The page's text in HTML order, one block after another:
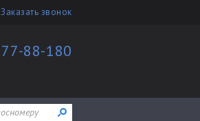
Заказать звонок
77-88-180